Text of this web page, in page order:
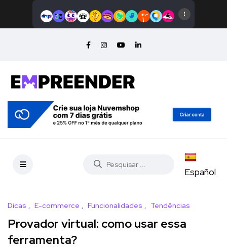
Español
Dicas E-commerce Funcionalidades Tendências
Provador virtual: como usar essa
ferramenta?